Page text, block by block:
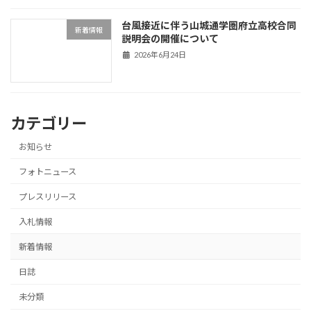
新着情報
台風接近に伴う山城通学圏府立高校合同
説明会の開催について
2026年6月24日
カテゴリー
お知らせ
フォトニュース
プレスリリース
入札情報
新着情報
日誌
未分類